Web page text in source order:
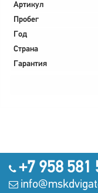
Артикул
Пробег
Год
Страна
Гарантия
+7 958 581